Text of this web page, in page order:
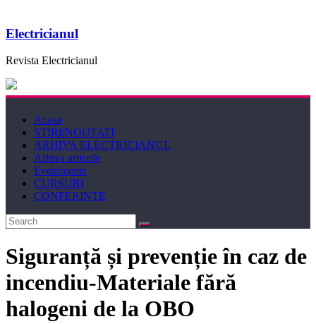
Electricianul
Revista Electricianul
Acasa
STIRI/NOUTATI
ARHIVA ELECTRICIANUL
Arhiva articole
Evenimente
CURSURI
CONFERINTE
Siguranță și prevenție în caz de
incendiu-Materiale fără
halogeni de la OBO